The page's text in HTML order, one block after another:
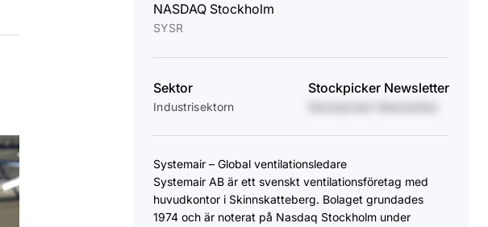
NASDAQ Stockholm
SYSR
Sektor
Industrisektorn
Stockpicker Newsletter
Systemair – Global ventilationsledare
Systemair AB är ett svenskt ventilationsföretag med
huvudkontor i Skinnskatteberg. Bolaget grundades
1974 och är noterat på Nasdaq Stockholm under